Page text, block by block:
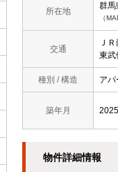
所在地
群
（
交通
Ｊ
東
種別 / 構造 アパ
築年月
物件詳細情報